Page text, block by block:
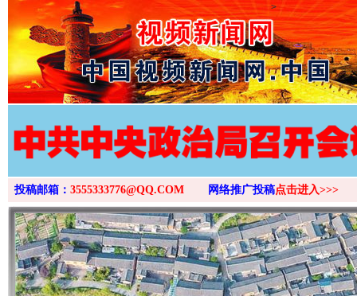
>
投稿邮箱： 3555333776@QQ.COM 网络推广投稿点击进入>>>